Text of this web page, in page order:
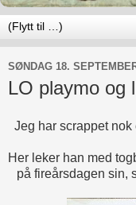
SØNDAG 18.
LO playmo og
Jeg har scrappet
Her leker han med
på fireårsdagen sin,